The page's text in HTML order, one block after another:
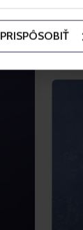
PRISPÔSOBIŤ